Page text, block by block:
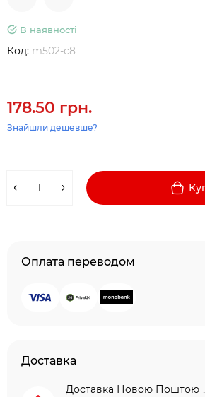
В наявності
Код: m502-c8
178.50 грн.
Знайшли дешевше?
Оплата переводом
Доставка
Доставка Новою Поштою